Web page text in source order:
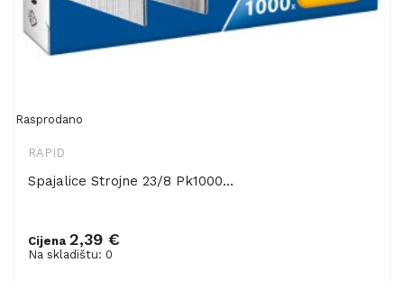
Rasprodano
RAPID
Spajalice Strojne 23/8 Pk1000...
Cijena 2,39 €
Na skladištu: 0